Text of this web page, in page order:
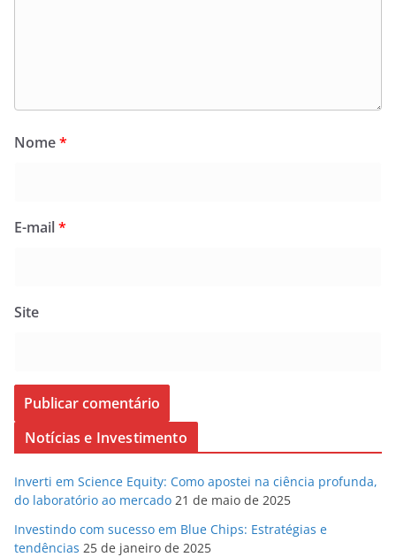
Nome*
E-mail*
Site
Notícias e Investimento
Inverti em Science Equity: Como apostei na ciência profunda,
do laboratório ao mercado 21 de maio de 2025
Investindo com sucesso em Blue Chips: Estratégias e
tendências 25 de janeiro de 2025